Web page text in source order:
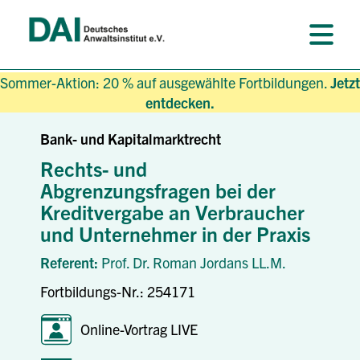
Sommer-Aktion: 20 % auf ausgewählte Fortbildungen.Jetzt
entdecken.
Bank- und Kapitalmarktrecht
Rechts- und
Abgrenzungsfragen bei der
Kreditvergabe an Verbraucher
und Unternehmer in der Praxis
Referent: Prof. Dr. Roman Jordans LL.M.
Fortbildungs-Nr.: 254171
Online-Vortrag LIVE